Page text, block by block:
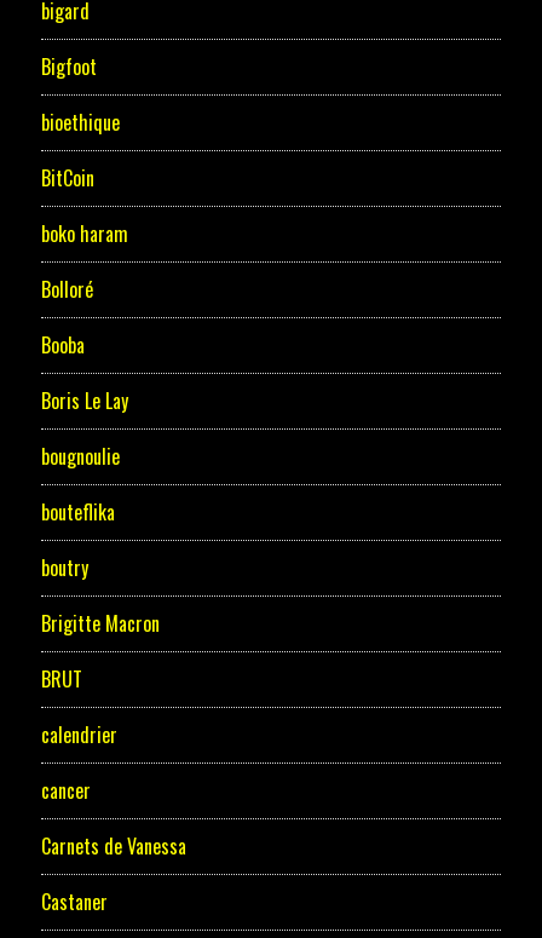
bigard
Bigfoot
bioethique
BitCoin
boko haram
Bolloré
Booba
Boris Le Lay
bougnoulie
bouteflika
boutry
Brigitte Macron
BRUT
calendrier
cancer
Carnets de Vanessa
Castaner